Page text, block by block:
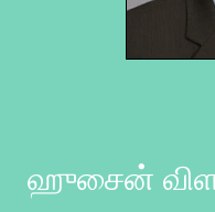
ஹுசைன்